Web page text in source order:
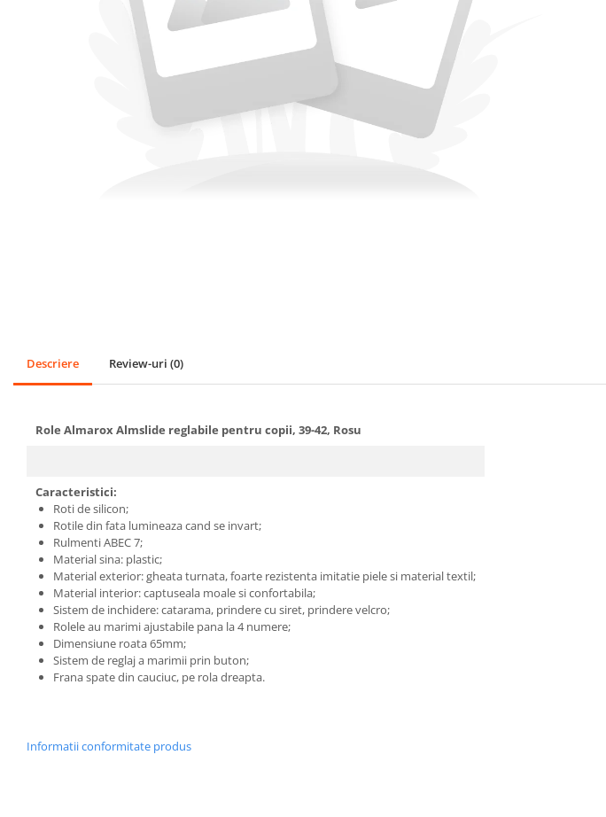
Ochelari si accesorii Inot
Descriere Review-uri (0)
Role Almarox Almslide reglabile pentru copii, 39-42, Rosu
Caracteristici:
Roti de silicon;
Rotile din fata lumineaza cand se invart;
Rulmenti ABEC 7;
Material sina: plastic;
Material exterior: gheata turnata, foarte rezistenta imitatie piele si material textil;
Material interior: captuseala moale si confortabila;
Sistem de inchidere: catarama, prindere cu siret, prindere velcro;
Rolele au marimi ajustabile pana la 4 numere;
Dimensiune roata 65mm;
Sistem de reglaj a marimii prin buton;
Frana spate din cauciuc, pe rola dreapta.
Informatii conformitate produs